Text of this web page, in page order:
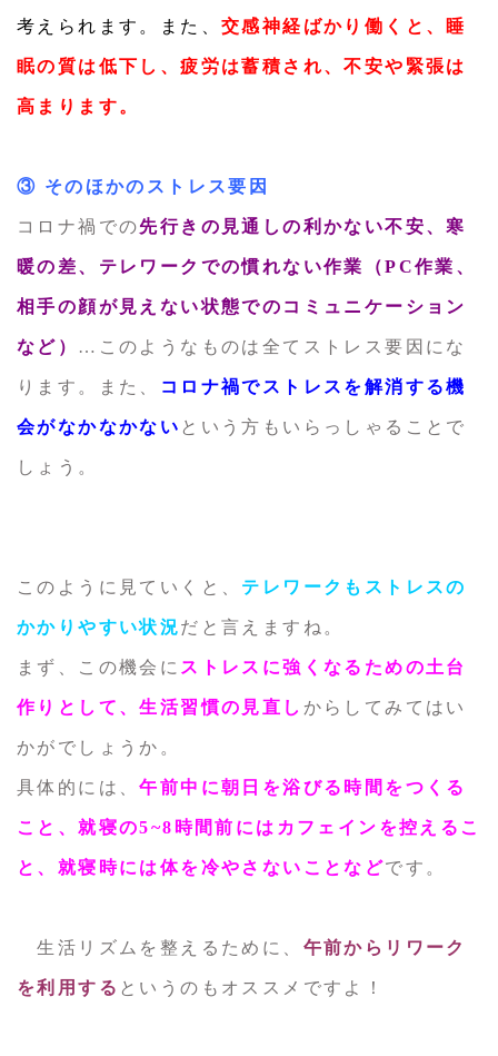
考えられます。また、 交感神経ばかり働くと、睡
眠の質は低下し、疲労は蓄積され、不安や緊張は
高まります。
③ そのほかのストレス要因
コロナ禍での先行きの見通しの利かない不安、寒
暖の差、テレワークでの慣れない作業（PC作業、
相手の顔が見えない状態でのコミュニケーション
など） …このようなものは全てストレス要因にな
ります。また、 コロナ禍でストレスを解消する機
会がなかなかない という方もいらっしゃることで
しょう。
このように見ていくと、 テレワークもストレスの
かかりやすい状況だと言えますね。
まず、この機会に ストレスに強くなるための土台
作りとして、生活習慣の見直し からしてみてはい
かがでしょうか。
具体的には、午前中に朝日を浴びる時間をつくる
こと、就寝の5~8時間前にはカフェインを控えるこ
と、就寝時には体を冷やさないことなどです。
生活リズムを整えるために、 午前からリワーク
を利用する というのもオススメですよ！